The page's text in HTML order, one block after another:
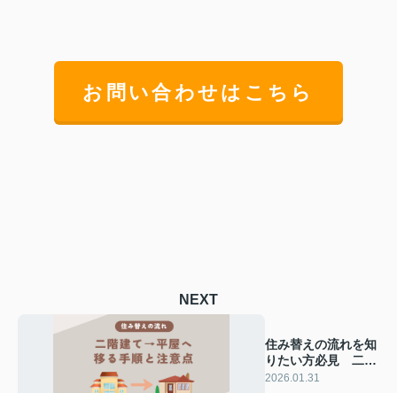
お問い合わせはこちら
NEXT
住み替えの流れを知
りたい方必見 二階
建てから平屋へ移る
2026.01.31